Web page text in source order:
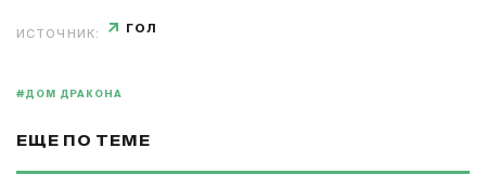
ИСТОЧНИК: ГОЛ
#ДОМ ДРАКОНА
ЕЩЕ ПО ТЕМЕ